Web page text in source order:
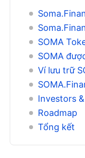
SOMA
SOMA
Ví lưu trữ
Investors
Roadmap
Tổng kết